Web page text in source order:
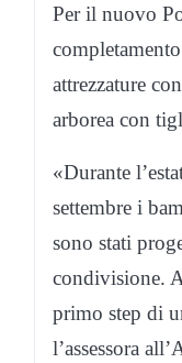
Per il nuovo
attrezzature
arborea con
«Durante
settembre i
sono stati
condivisione.
primo step di
l’assessora